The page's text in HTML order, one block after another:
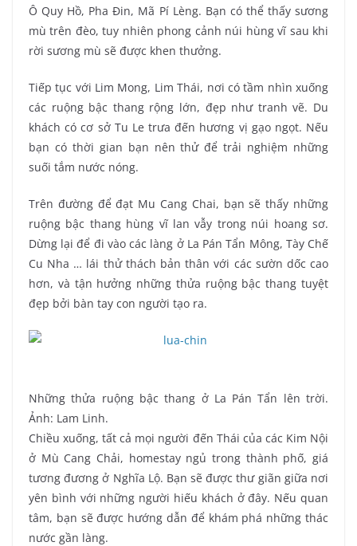
Ô Quy Hồ, Pha Đin, Mã Pí Lèng. Bạn có thể thấy sương
mù trên đèo, tuy nhiên phong cảnh núi hùng vĩ sau khi
rời sương mù sẽ được khen thưởng.
Tiếp tục với Lim Mong, Lim Thái, nơi có tầm nhìn xuống
các ruộng bậc thang rộng lớn, đẹp như tranh vẽ. Du
khách có cơ sở Tu Le trưa đến hương vị gạo ngọt. Nếu
bạn có thời gian bạn nên thử để trải nghiệm những
suối tắm nước nóng.
Trên đường để đạt Mu Cang Chai, bạn sẽ thấy những
ruộng bậc thang hùng vĩ lan vẫy trong núi hoang sơ.
Dừng lại để đi vào các làng ở La Pán Tẩn Mông, Tày Chế
Cu Nha … lái thử thách bản thân với các sườn dốc cao
hơn, và tận hưởng những thửa ruộng bậc thang tuyệt
đẹp bởi bàn tay con người tạo ra.
Những thửa ruộng bậc thang ở La Pán Tẩn lên trời.
Ảnh: Lam Linh.
Chiều xuống, tất cả mọi người đến Thái của các Kim Nội
ở Mù Cang Chải, homestay ngủ trong thành phố, giá
tương đương ở Nghĩa Lộ. Bạn sẽ được thư giãn giữa nơi
yên bình với những người hiếu khách ở đây. Nếu quan
tâm, bạn sẽ được hướng dẫn để khám phá những thác
nước gần làng.